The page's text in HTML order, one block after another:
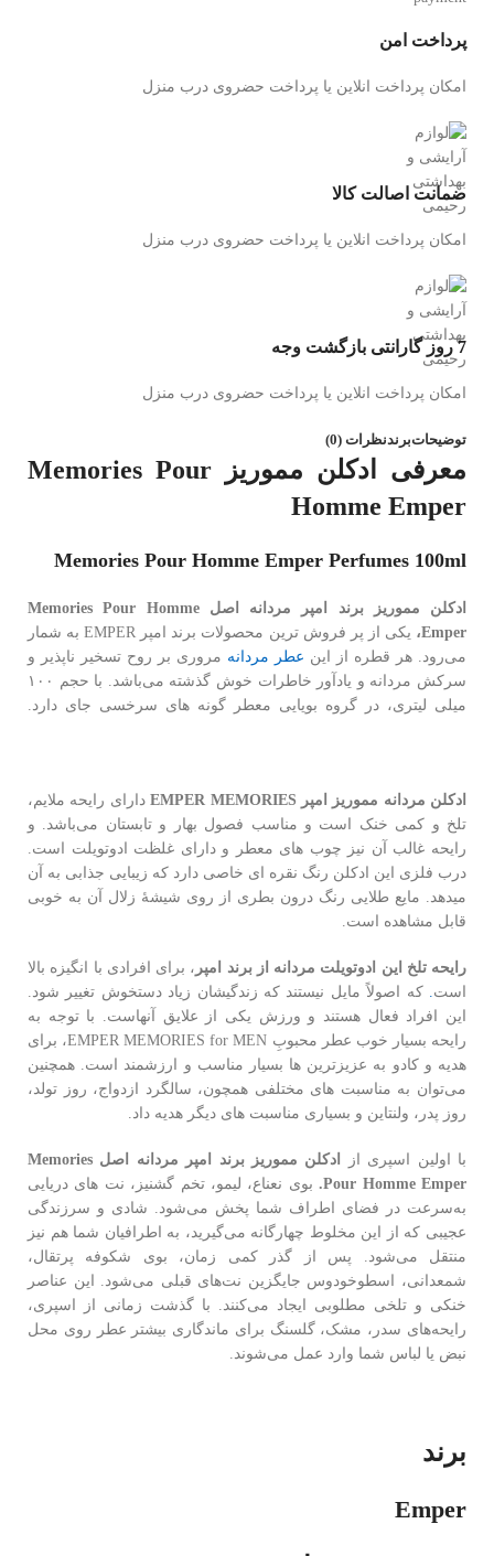
پرداخت امن
امکان پرداخت انلاین یا پرداخت حضروی درب منزل
ضمانت اصالت کالا
امکان پرداخت انلاین یا پرداخت حضروی درب منزل
7 روز گارانتی بازگشت وجه
امکان پرداخت انلاین یا پرداخت حضروی درب منزل
توضیحاتبرندنظرات (0)
معرفی ادکلن مموریز Memories Pour
Homme Emper
Memories Pour Homme Emper Perfumes 100ml
ادکلن مموریز برند امپر مردانه اصل Memories Pour Homme
Emper،
یکی از پر فروش ترین محصولات برند امپر EMPER به شمار
می‌رود. هر قطره از این عطر مردانه مروری بر روح تسخیر ناپذیر و
سرکش مردانه و یادآور خاطرات خوش گذشته می‌باشد. با حجم ۱۰۰
میلی لیتری، در گروه بویایی معطر گونه های سرخسی جای دارد.
ادکلن مردانه مموریز امپر EMPER MEMORIES
دارای رایحه ملایم،
تلخ و کمی خنک است و مناسب فصول بهار و تابستان می‌باشد. و
رایحه غالب آن نیز چوب های معطر و دارای غلظت ادوتویلت است.
درب فلزی این ادکلن رنگ نقره ای خاصی دارد که زیبایی جذابی به آن
میدهد. مایع طلایی رنگ درون بطری از روی شیشۀ زلال آن به خوبی
قابل مشاهده است.
رایحه تلخ این ادوتویلت مردانه از برند امپر ، برای افرادی با انگیزه بالا
است. که اصولاً مایل نیستند که زندگیشان زیاد دستخوش تغییر شود.
این افراد فعال هستند و ورزش یکی از علایق آنهاست. با توجه به
رایحه بسیار خوب عطر محبوبِ EMPER MEMORIES for MEN، برای
هدیه و کادو به عزیزترین ها بسیار مناسب و ارزشمند است. همچنین
می‌توان به مناسبت های مختلفی همچون، سالگرد ازدواج، روز تولد،
روز پدر، ولنتاین و بسیاری مناسبت های دیگر هدیه داد.
با اولین اسپری از
ادکلن مموریز برند امپر مردانه اصل Memories
Pour Homme Emper. بوی نعناع، لیمو، تخم گشنیز، نت های دریایی
به‌سرعت در فضای اطراف شما پخش می‌شود. شادی و سرزندگی
عجیبی که از این مخلوط چهارگانه می‌گیرید، به اطرافیان شما هم نیز
منتقل می‌شود. پس از گذر کمی زمان، بوی شکوفه پرتقال،
شمعدانی، اسطوخودوس جایگزین نت‌های قبلی می‌شود. این عناصر
خنکی و تلخی مطلوبی ایجاد می‌کنند. با گذشت زمانی از اسپری،
رایحه‌های سدر، مشک، گلسنگ برای ماندگاری بیشتر عطر روی محل
نبض یا لباس شما وارد عمل می‌شوند.
برند
Emper